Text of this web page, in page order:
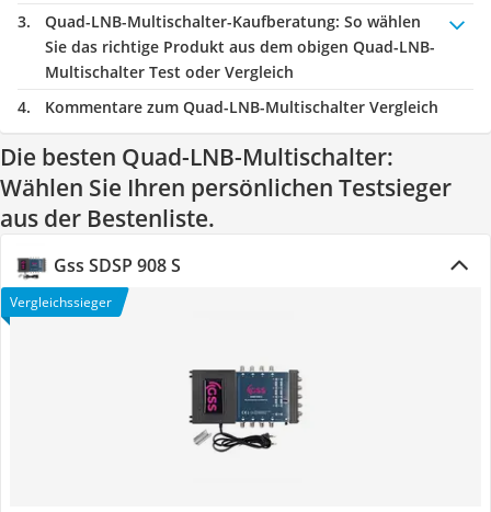
Quad-LNB-Multischalter-Kaufberatung: So wählen
Sie das richtige Produkt aus dem obigen Quad-LNB-
Multischalter Test oder Vergleich
Kommentare zum Quad-LNB-Multischalter Vergleich
Die besten Quad-LNB-Multischalter:
Wählen Sie Ihren persönlichen Testsieger
aus der Bestenliste.
Gss SDSP 908 S
Vergleichssieger